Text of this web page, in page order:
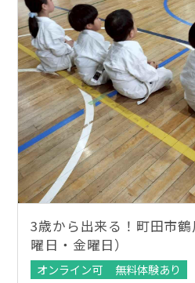
3歳から出来る！町田市
曜日・金曜日）
オンライン可
無料体験あり